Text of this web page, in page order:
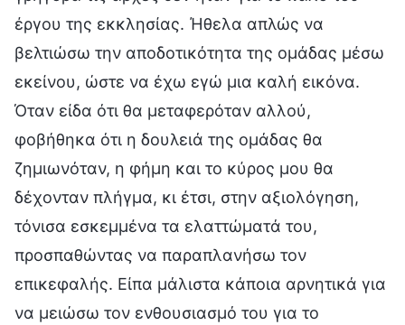
έργου της εκκλησίας. Ήθελα απλώς να
βελτιώσω την αποδοτικότητα της ομάδας μέσω
εκείνου, ώστε να έχω εγώ μια καλή εικόνα.
Όταν είδα ότι θα μεταφερόταν αλλού,
φοβήθηκα ότι η δουλειά της ομάδας θα
ζημιωνόταν, η φήμη και το κύρος μου θα
δέχονταν πλήγμα, κι έτσι, στην αξιολόγηση,
τόνισα εσκεμμένα τα ελαττώματά του,
προσπαθώντας να παραπλανήσω τον
επικεφαλής. Είπα μάλιστα κάποια αρνητικά για
να μειώσω τον ενθουσιασμό του για το